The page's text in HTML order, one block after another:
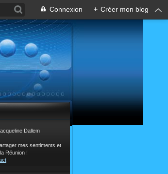
Connexion + Créer mon blog
Dallem
mes sentiments et
Réunion !